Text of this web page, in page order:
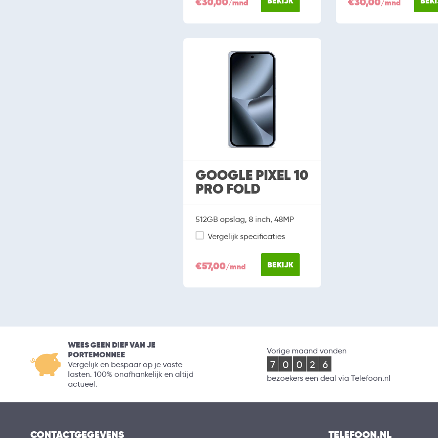
/mnd /mnd
GOOGLE PIXEL 10
PRO FOLD
512GB opslag, 8 inch, 48MP
Vergelijk specificaties
€57,00/mnd BEKIJK
WEES GEEN DIEF VAN JE
PORTEMONNEE
Vergelijk en bespaar op je vaste
lasten. 100% onafhankelijk en altijd
actueel.
Vorige maand vonden
7 0 0 2 6
bezoekers een deal via Telefoon.nl
CONTACTGEGEVENS TELEFOON.NL